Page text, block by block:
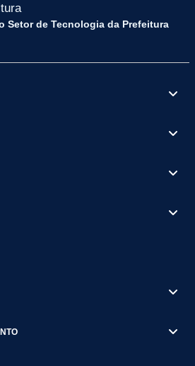
Setor de Tecnologia da Prefeitura